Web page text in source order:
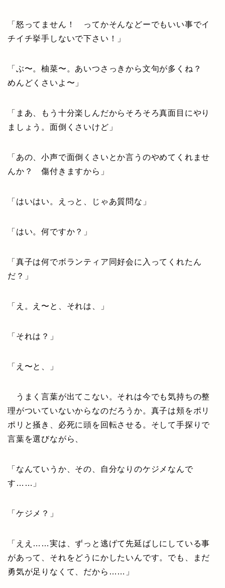
「怒ってません！ ってかそんなどーでもいい事でイ
チイチ挙手しないで下さい！」
「ぶ〜。柚菜〜。あいつさっきから文句が多くね？
めんどくさいよ〜」
「まあ、もう十分楽しんだからそろそろ真面目にやり
ましょう。面倒くさいけど」
「あの、小声で面倒くさいとか言うのやめてくれませ
んか？ 傷付きますから」
「はいはい。えっと、じゃあ質問な」
「はい。何ですか？」
「真子は何でボランティア同好会に入ってくれたん
だ？」
「え。え〜と、それは、」
「それは？」
「え〜と、」
うまく言葉が出てこない。それは今でも気持ちの整
理がついていないからなのだろうか。真子は頬をポリ
ポリと掻き、必死に頭を回転させる。そして手探りで
言葉を選びながら、
「なんていうか、その、自分なりのケジメなんで
す……」
「ケジメ？」
「ええ……実は、ずっと逃げて先延ばしにしている事
があって、それをどうにかしたいんです。でも、まだ
勇気が足りなくて、だから……」